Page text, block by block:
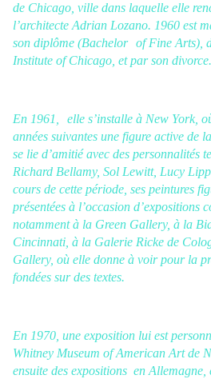
de Chicago, ville dans laquelle elle
l’architecte Adrian Lozano. 1960 est
son diplôme (Bachelor of Fine Arts),
Institute of Chicago, et par son divorce.
En 1961, elle s’installe à New York,
années suivantes une figure active de
se lie d’amitié avec des personnalités
Richard Bellamy, Sol Lewitt, Lucy
cours de cette période, ses peintures
présentées à l’occasion d’expositions
notamment à la Green Gallery, à la
Cincinnati, à la Galerie Ricke de
Gallery, où elle donne à voir pour la
fondées sur des textes.
En 1970, une exposition lui est
Whitney Museum of American Art de
ensuite des expositions en Allemagne,